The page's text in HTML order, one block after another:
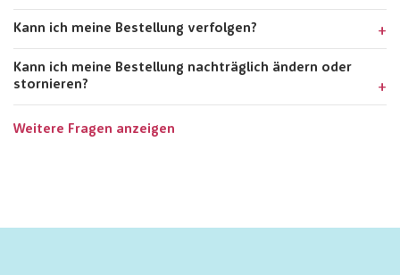
Kann ich meine Bestellung verfolgen?
Kann ich meine Bestellung nachträglich ändern oder
stornieren?
Weitere Fragen anzeigen